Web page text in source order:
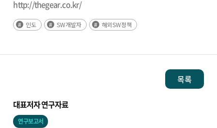
http://thegear.co.kr/
인도 SW개발자 해외SW정책
목록
대표저자 연구자료
연구보고서